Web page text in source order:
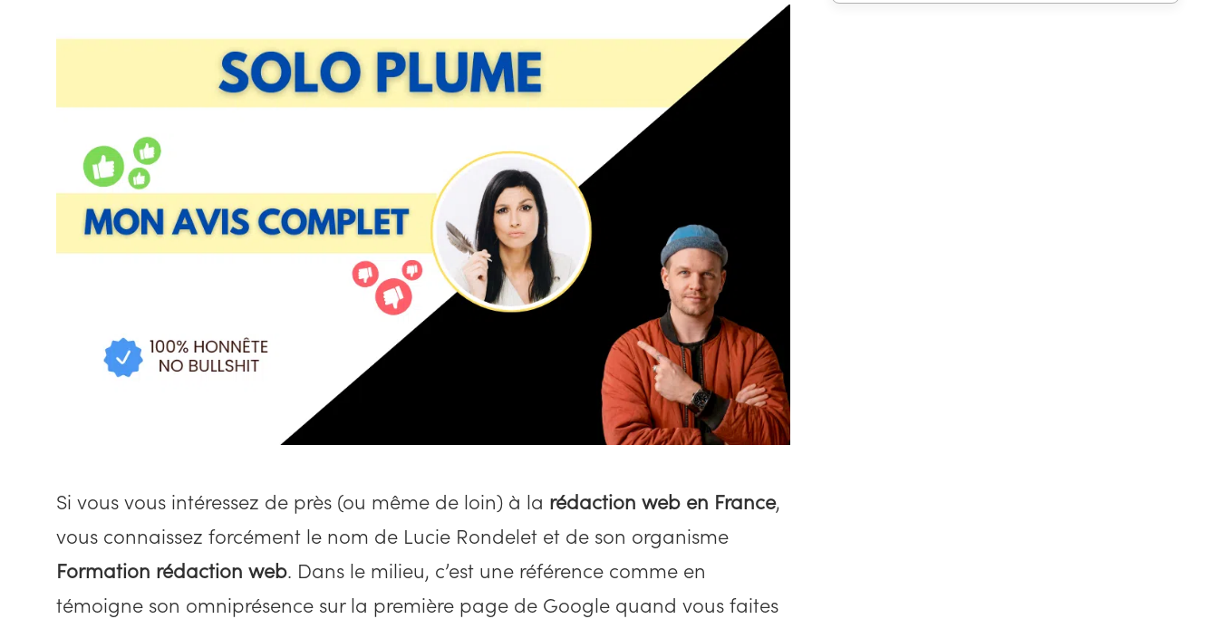
Si vous vous intéressez de près (ou même de loin) à la rédaction web en France,
vous connaissez forcément le nom de Lucie Rondelet et de son organisme
Formation rédaction web. Dans le milieu, c’est une référence comme en
témoigne son omniprésence sur la première page de Google quand vous faites